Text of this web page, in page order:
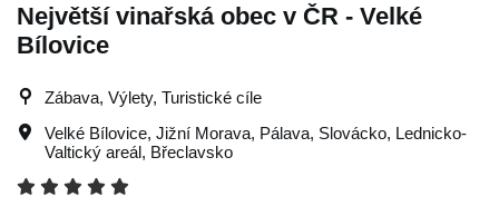
Největší vinařská obec v ČR - Velké
Bílovice
Zábava, Výlety, Turistické cíle
Velké Bílovice, Jižní Morava, Pálava, Slovácko, Lednicko-
Valtický areál, Břeclavsko